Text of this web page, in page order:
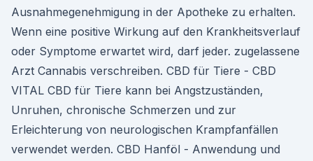
Ausnahmegenehmigung in der Apotheke zu erhalten.
Wenn eine positive Wirkung auf den Krankheitsverlauf
oder Symptome erwartet wird, darf jeder. zugelassene
Arzt Cannabis verschreiben. CBD für Tiere - CBD
VITAL CBD für Tiere kann bei Angstzuständen,
Unruhen, chronische Schmerzen und zur
Erleichterung von neurologischen Krampfanfällen
verwendet werden. CBD Hanföl - Anwendung und